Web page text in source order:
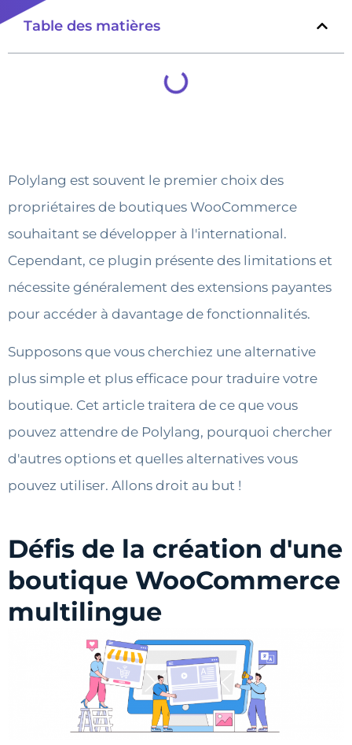
Table des matières
Polylang est souvent le premier choix des
propriétaires de boutiques WooCommerce
souhaitant se développer à l'international.
Cependant, ce plugin présente des limitations et
nécessite généralement des extensions payantes
pour accéder à davantage de fonctionnalités.
Supposons que vous cherchiez une alternative
plus simple et plus efficace pour traduire votre
boutique. Cet article traitera de ce que vous
pouvez attendre de Polylang, pourquoi chercher
d'autres options et quelles alternatives vous
pouvez utiliser. Allons droit au but !
Défis de la création d'une
boutique WooCommerce
multilingue